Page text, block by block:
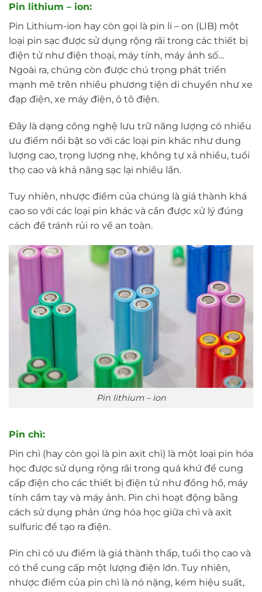
Pin lithium – ion:
Pin Lithium-ion hay còn gọi là pin li – on (LIB) một
loại pin sạc được sử dụng rộng rãi trong các thiết bị
điện tử như điện thoại, máy tính, máy ảnh số…
Ngoài ra, chúng còn được chú trọng phát triển
mạnh mẽ trên nhiều phương tiện di chuyển như xe
đạp điện, xe máy điện, ô tô điện.
Đây là dạng công nghệ lưu trữ năng lượng có nhiều
ưu điểm nổi bật so với các loại pin khác như dung
lượng cao, trọng lượng nhẹ, không tự xả nhiều, tuổi
thọ cao và khả năng sạc lại nhiều lần.
Tuy nhiên, nhược điểm của chúng là giá thành khá
cao so với các loại pin khác và cần được xử lý đúng
cách để tránh rủi ro về an toàn.
Pin lithium – ion
Pin chì:
Pin chì (hay còn gọi là pin axit chì) là một loại pin hóa
học được sử dụng rộng rãi trong quá khứ để cung
cấp điện cho các thiết bị điện tử như đồng hồ, máy
tính cầm tay và máy ảnh. Pin chì hoạt động bằng
cách sử dụng phản ứng hóa học giữa chì và axit
sulfuric để tạo ra điện.
Pin chì có ưu điểm là giá thành thấp, tuổi thọ cao và
có thể cung cấp một lượng điện lớn. Tuy nhiên,
nhược điểm của pin chì là nó nặng, kém hiệu suất,